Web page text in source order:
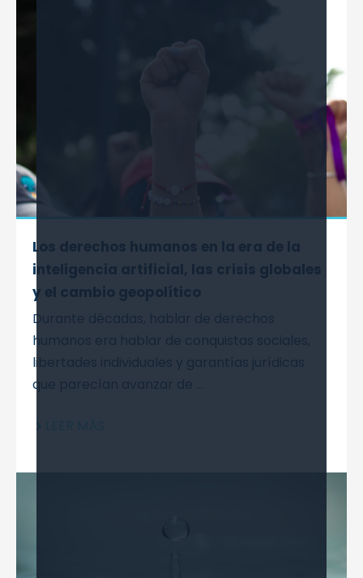
Los derechos humanos en la era de la
inteligencia artificial, las crisis globales
y el cambio geopolítico
Durante décadas, hablar de derechos
humanos era hablar de conquistas sociales,
libertades individuales y garantías jurídicas
que parecían avanzar de ...